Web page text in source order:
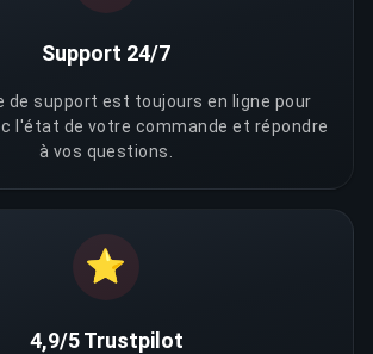
Support 24/7
de support est toujours en ligne pour
l'état de votre commande et répondre
à vos questions.
⭐
4,9/5 Trustpilot